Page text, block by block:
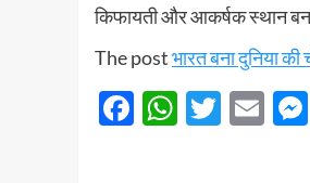
किफायती और आकर्षक स्थान
The postभारत बना दुनिया
Facebook